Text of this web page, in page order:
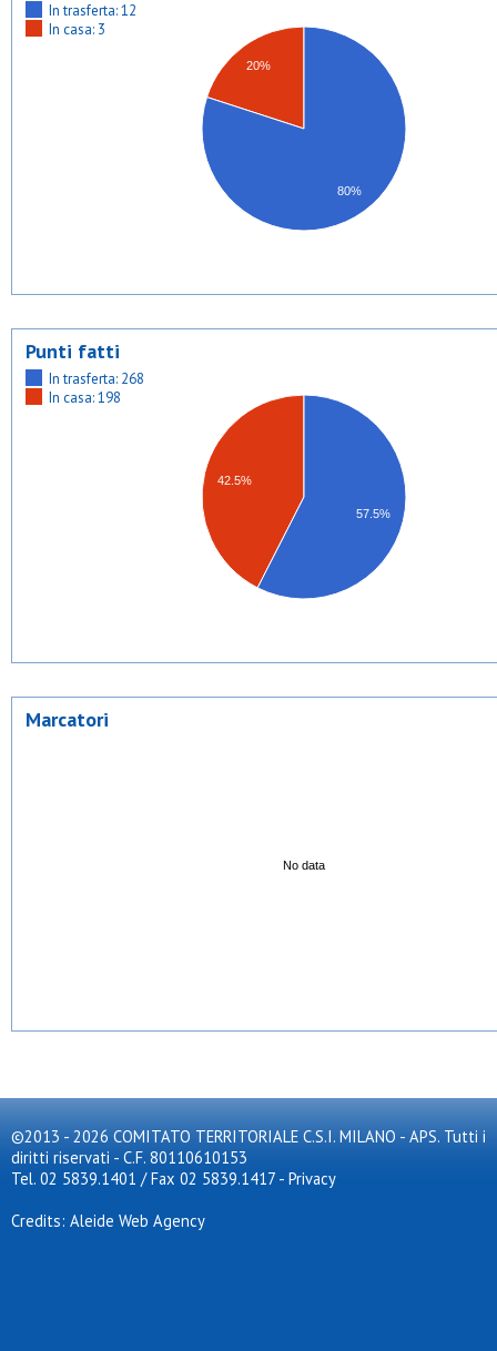
20%
80%
In trasferta: 12
In casa: 3
42.5%
57.5%
Punti fatti
In trasferta: 268
In casa: 198
No data
Marcatori
©2013 - 2026 COMITATO TERRITORIALE C.S.I. MILANO - APS. Tutti i
diritti riservati - C.F. 80110610153
Tel. 02 5839.1401 / Fax 02 5839.1417 - Privacy
Credits: Aleide Web Agency